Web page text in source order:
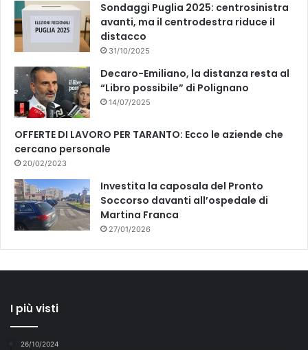
Sondaggi Puglia 2025: centrosinistra
avanti, ma il centrodestra riduce il
distacco
31/10/2025
Decaro-Emiliano, la distanza resta al
“Libro possibile” di Polignano
14/07/2025
OFFERTE DI LAVORO PER TARANTO: Ecco le aziende che
cercano personale
20/02/2023
Investita la caposala del Pronto
Soccorso davanti all’ospedale di
Martina Franca
27/01/2026
I più visti
26/10/2024